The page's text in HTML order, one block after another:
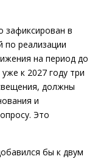
зафиксирован в
по реализации
на период до
к 2027 году три
должны
и
Это
бы к двум